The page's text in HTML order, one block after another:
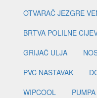
OTVARAČ JEZGRE
BRTVA POLILNE
GRIJAČ ULJA
PVC NASTAVAK
WIPCOOL